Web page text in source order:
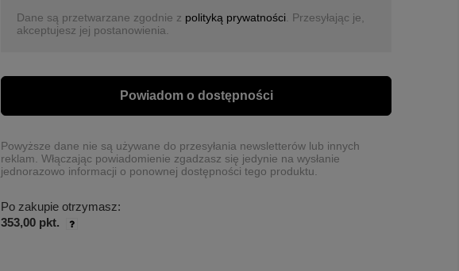
Dane są przetwarzane zgodnie z polityką prywatności . Przesyłając je,
akceptujesz jej postanowienia.
Powiadom o dostępności
Powyższe dane nie są używane do przesyłania newsletterów lub innych
reklam. Włączając powiadomienie zgadzasz się jedynie na wysłanie
jednorazowo informacji o ponownej dostępności tego produktu.
Po zakupie otrzymasz:
353,00 pkt.